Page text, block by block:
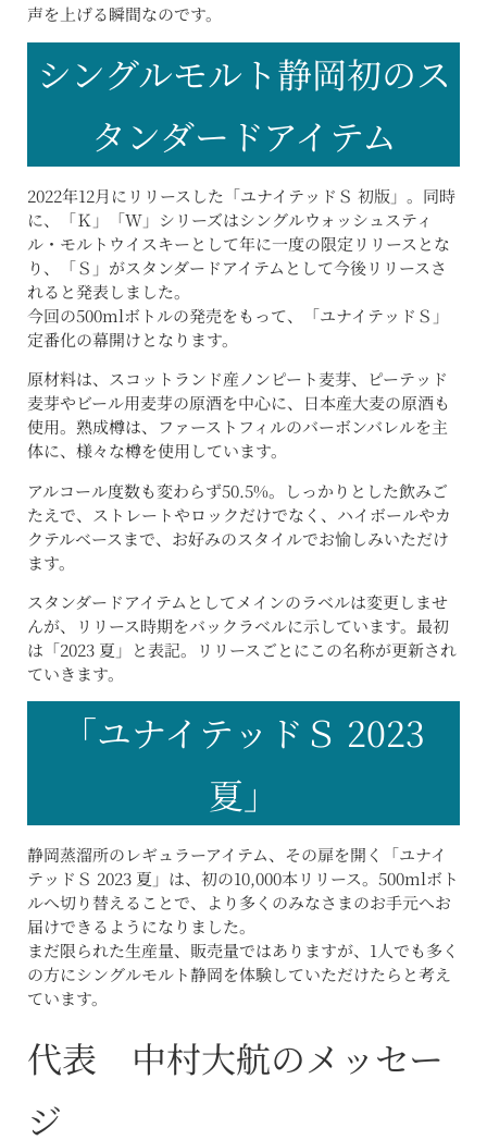
声を上げる瞬間なのです。
シングルモルト静岡初のス
タンダードアイテム
2022年12月にリリースした「ユナイテッドＳ 初版」。同時
に、「Ｋ」「W」シリーズはシングルウォッシュスティ
ル・モルトウイスキーとして年に一度の限定リリースとな
り、「Ｓ」がスタンダードアイテムとして今後リリースさ
れると発表しました。
今回の500mlボトルの発売をもって、「ユナイテッドＳ」
定番化の幕開けとなります。
原材料は、スコットランド産ノンピート麦芽、ピーテッド
麦芽やビール用麦芽の原酒を中心に、日本産大麦の原酒も
使用。熟成樽は、ファーストフィルのバーボンバレルを主
体に、様々な樽を使用しています。
アルコール度数も変わらず50.5%。しっかりとした飲みご
たえで、ストレートやロックだけでなく、ハイボールやカ
クテルベースまで、お好みのスタイルでお愉しみいただけ
ます。
スタンダードアイテムとしてメインのラベルは変更しませ
んが、リリース時期をバックラベルに示しています。最初
は「2023 夏」と表記。リリースごとにこの名称が更新され
ていきます。
「ユナイテッドＳ 2023
夏」
静岡蒸溜所のレギュラーアイテム、その扉を開く「ユナイ
テッドＳ 2023 夏」は、初の10,000本リリース。500mlボト
ルへ切り替えることで、より多くのみなさまのお手元へお
届けできるようになりました。
まだ限られた生産量、販売量ではありますが、1人でも多く
の方にシングルモルト静岡を体験していただけたらと考え
ています。
代表 中村大航のメッセー
ジ